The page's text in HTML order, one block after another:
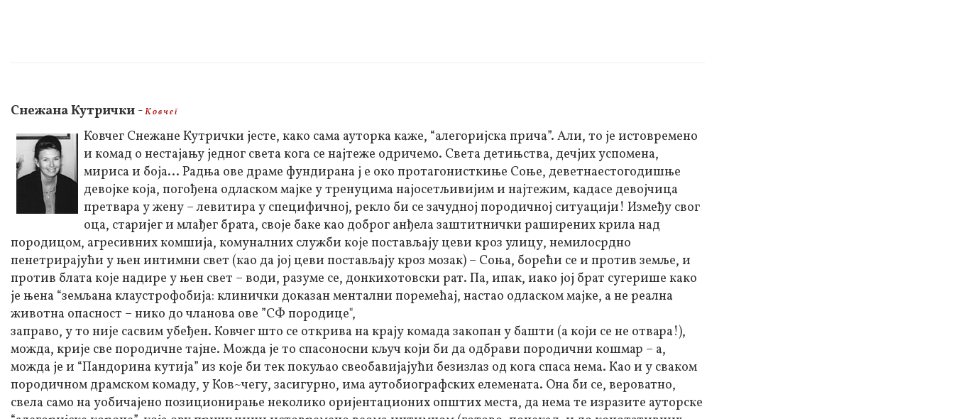
Снежана Кутрички -К о в ч е г
Ковчег Снежане Кутрички јесте, како сама ауторка каже, “алегоријска прича”. Али, то је истовремено
и комад о нестајању једног света кога се најтеже одричемо. Света детињства, дечјих успомена,
мириса и боја... Радња ове драме фундирана ј е око протагонисткиње Соње, деветнаестогодишње
девојке која, погођена одласком мајке у тренуцима најосетљивијим и најтежим, кадасе девојчица
претвара у жену – левитира у специфичној, рекло би се зачудној породичној ситуацији! Између свог
оца, старијег и млађег брата, своје баке као доброг анђела заштитнички раширених крила над
породицом, агресивних комшија, комуналних служби које постављају цеви кроз улицу, немилосрдно
пенетрирајући у њен интимни свет (као да јој цеви постављају кроз мозак) – Соња, борећи се и против земље, и
против блата које надире у њен свет – води, разуме се, донкихотовски рат. Па, ипак, иако јој брат сугерише како
је њена “земљана клаустрофобија: клинички доказан ментални поремећај, настао одласком мајке, а не реална
животна опасност – нико до чланова ове ”СФ породице",
заправо, у то није сасвим убеђен. Ковчег што се открива на крају комада закопан у башти (а који се не отвара!),
можда, крије све породичне тајне. Можда је то спасоносни кључ који би да одбрави породични кошмар – а,
можда је и “Пандорина кутија” из које би тек покуљао свеобавијајући безизлаз од кога спаса нема. Као и у сваком
породичном драмском комаду, у Ков~чегу, засигурно, има аутобиографских елемената. Она би се, вероватно,
свела само на уобичајено позиционирање неколико оријентационих општих места, да нема те изразите ауторске